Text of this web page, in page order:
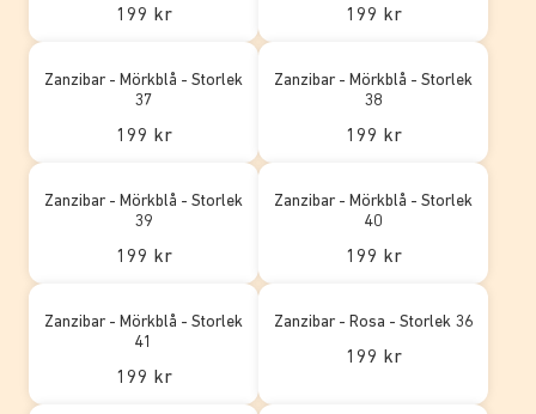
199 kr 199 kr
Zanzibar - Mörkblå - Storlek
37
199 kr
Zanzibar - Mörkblå - Storlek
38
199 kr
Zanzibar - Mörkblå - Storlek
39
199 kr
Zanzibar - Mörkblå - Storlek
40
199 kr
Zanzibar - Mörkblå - Storlek
41
199 kr
Zanzibar - Rosa - Storlek 36
199 kr